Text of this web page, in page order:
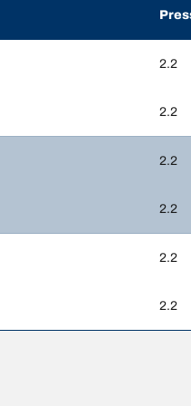
2.2
2.2
2.2
2.2
2.2
2.2